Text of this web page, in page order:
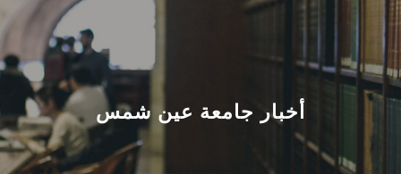
الرئيسيـة
عن الجامعة
القطاعـات
الشئون الأكاديمية
أخبار جامعة عين شمس